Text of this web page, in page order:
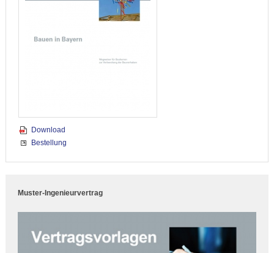
Download
Bestellung
Muster-Ingenieurvertrag